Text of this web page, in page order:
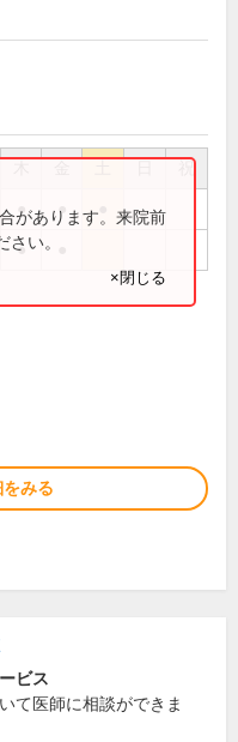
祝
● ●
●
があります。来院前
い。
×閉じる
みる
ビス
て医師に相談ができま